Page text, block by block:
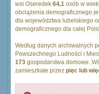
wsi Oseredek 64,1 osób w
obciążenia demograficznego
dla województwa lubelskiego
demograficznego dla całej
Według danych archiwalnych
Powszechnego Ludności i
173 gospodarstwa domowe.
zamieszkałe przez pięc lub